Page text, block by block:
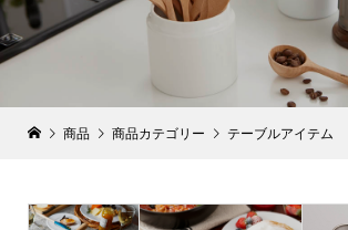
商品 商品カテゴリー テーブルアイテム